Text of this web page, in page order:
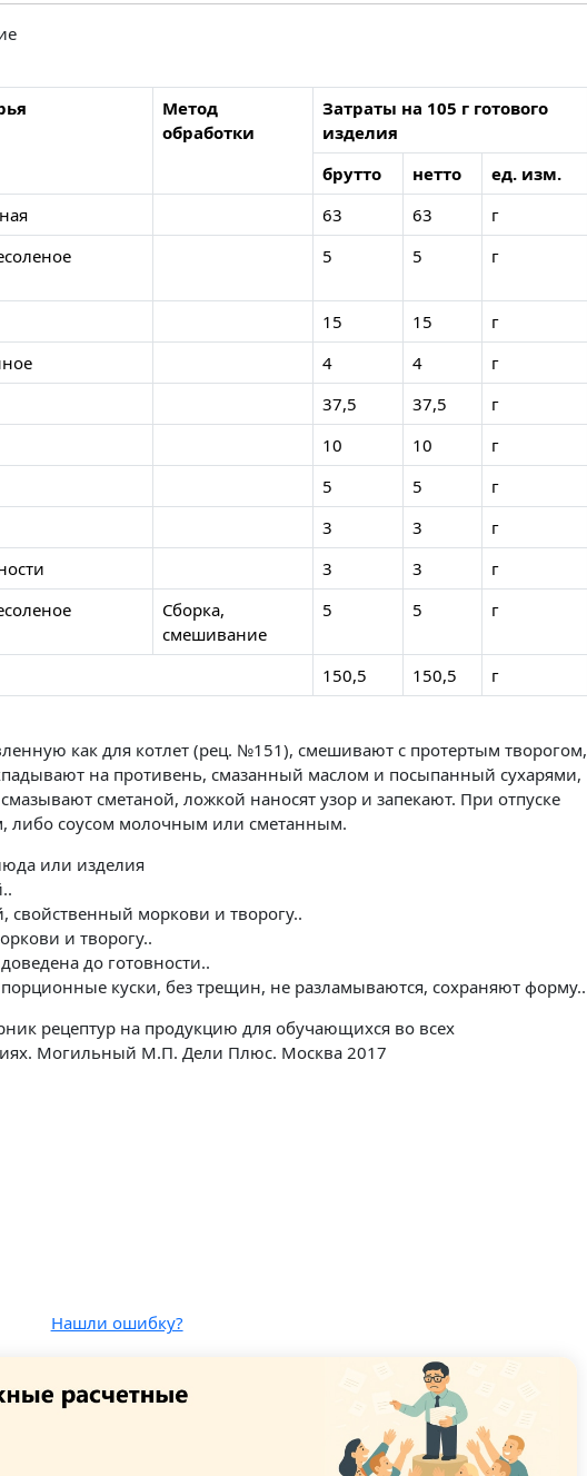
Метод
обработки
Затраты на 105 г готового
изделия
брутто
нетто
ед. изм.
63 63
г
5 5 г
15 15
г
4 4
г
37,5 37,5
г
10 10
г
5 5
г
3 3
г
3 3
г
Сборка,
смешивание
5 5 г
150,5 150,5 г
как для котлет (рец. №151), смешивают с протертым творогом,
на противень, смазанный маслом и посыпанный сухарями,
сметаной, ложкой наносят узор и запекают. Пpи отпуске
либо соусом молочным или сметанным.
или изделия
свойственный моркови и творогу..
и творогу..
до готовности..
куски, без трещин, не разламываются, сохраняют форму..
рецептур на продукцию для обучающихся во всех
Могильный М.П. Дели Плюс. Москва 2017
Нашли ошибку?